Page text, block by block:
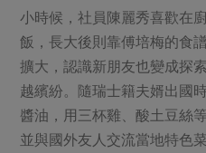
調理食材・點心
調味醬料/南北貨
保健食品
醬料
湯品．鍋物
漬物
涼拌沙拉
合作25-精選產品第三彈
更多當季產品
議題活動
主婦聯盟X樂齡網特約優惠案
減硝酸鹽
非基改運動
廢核運動
減添加物
公益金
自主把關
檢驗報告
硝酸鹽檢驗
社員權益
小時候，社員陳麗秀喜歡在
飯，長大後則靠傅培梅的食
擴大，認識新朋友也變成探
越繽紛。隨瑞士籍夫婿出國
醬油，用三杯雞、酸土豆絲
並與國外友人交流當地特色